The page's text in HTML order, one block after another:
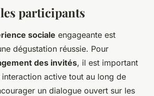
participants
sociale engageante est
dégustation réussie. Pour
des invités, il est important
active tout au long de
un dialogue ouvert sur les